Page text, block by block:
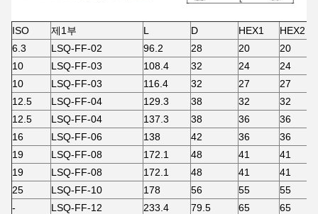
ISO 제1부 L D HEX1
HEX2
6.3
LSQ-FF-02 96.2 28 20
20
10
LSQ-FF-03 108.4 32 24
24
10
LSQ-FF-03 116.4 32 27
27
12.5
LSQ-FF-04 129.3 38 32
32
12.5
LSQ-FF-04 137.3 38 36
36
16
LSQ-FF-06 138 42 36
36
19
LSQ-FF-08 172.1 48 41
41
19
LSQ-FF-08 172.1 48 41
41
25
LSQ-FF-10 178 56 55
55
-
LSQ-FF-12 233.4 79.5 65
65